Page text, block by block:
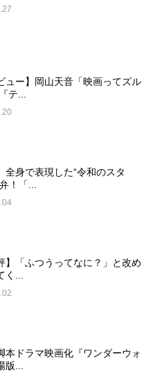
ュー】岡山天音「映画ってズル
テ...
全身で表現した“令和のスタ
！「...
】「ふつうってなに？」と改め
く...
本ドラマ映画化『ワンダーウォ
版...